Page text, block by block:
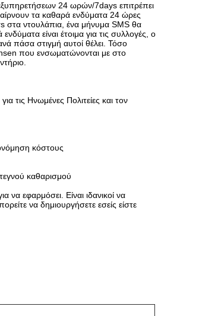
24 ωρών/7days επιτρέπει
τα καθαρά ενδύματα 24 ώρες
στα ντουλάπια, ένα μήνυμα SMS θα
είναι έτοιμα για τις συλλογές, ο
πάσα στιγμή αυτοί θέλει. Τόσο
που ενσωματώνονται με στο
τις Ηνωμένες Πολιτείες και τον
κόστους
καθαρισμού
να εφαρμόσει. Είναι ιδανικοί να
να δημιουργήσετε εσείς είστε